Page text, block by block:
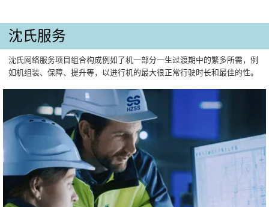
沈氏服务
沈氏网络服务项目组合构成例如了机一部分一生过渡期中的繁多所需，例
如机组装、保障、提升等，以进行机的最大很正常行驶时长和最佳的性。